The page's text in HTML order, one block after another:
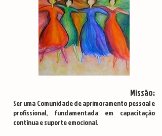
Missão:
Ser uma Comunidade de aprimoramento pessoal e
profissional, fundamentada em capacitação
contínua e suporte emocional.